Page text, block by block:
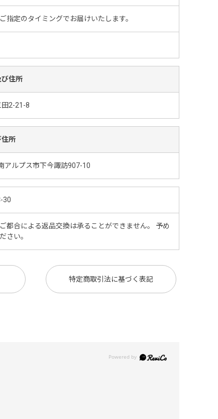
指定のタイミングでお届けいたします。
住所
2-21-8
住所
アルプス市下今諏訪907-10
30
都合による返品交換は承ることができません。 予め
さい。
特定商取引法に基づく表記